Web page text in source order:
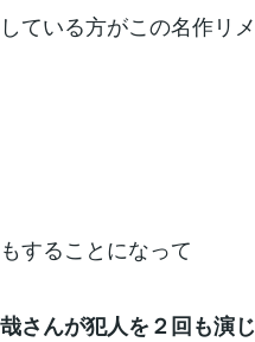
ている方がこの名作リ
することになって
さんが犯人を２回も演